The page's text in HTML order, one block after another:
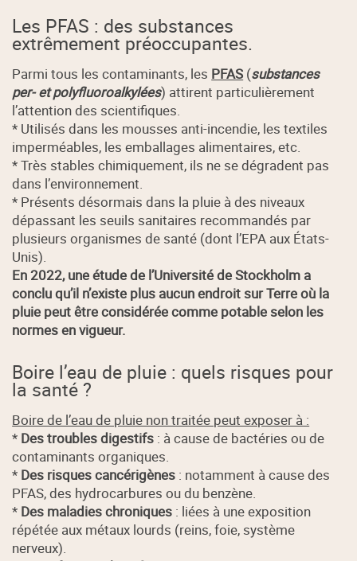
Les PFAS : des substances
extrêmement préoccupantes.
Parmi tous les contaminants, les PFAS (substances
per- et polyfluoroalkylées) attirent particulièrement
l’attention des scientifiques.
* Utilisés dans les mousses anti-incendie, les textiles
imperméables, les emballages alimentaires, etc.
* Très stables chimiquement, ils ne se dégradent pas
dans l’environnement.
* Présents désormais dans la pluie à des niveaux
dépassant les seuils sanitaires recommandés par
plusieurs organismes de santé (dont l’EPA aux États-
Unis).
En 2022, une étude de l’Université de Stockholm a
conclu qu’il n’existe plus aucun endroit sur Terre où la
pluie peut être considérée comme potable selon les
normes en vigueur.
Boire l’eau de pluie : quels risques pour
la santé ?
Boire de l’eau de pluie non traitée peut exposer à :
* Des troubles digestifs : à cause de bactéries ou de
contaminants organiques.
* Des risques cancérigènes : notamment à cause des
PFAS, des hydrocarbures ou du benzène.
* Des maladies chroniques : liées à une exposition
répétée aux métaux lourds (reins, foie, système
nerveux).